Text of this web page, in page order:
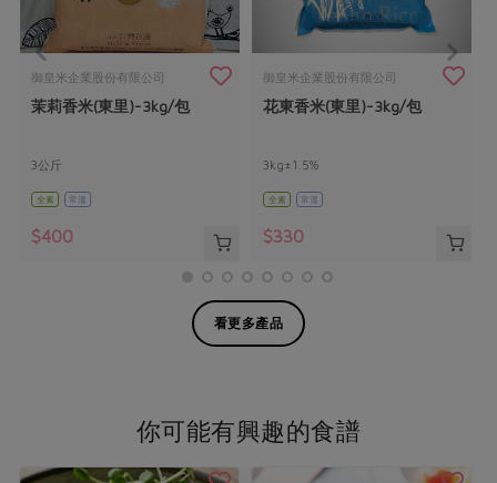
御皇米企業股份有限公司
茉莉香米(東里)-3kg/包
3公斤
全素 常溫
$400
御皇米企業股份有限公司
花東香米(東里)-3kg/包
3kg±1.5%
全素 常溫
$330
看更多產品
你可能有興趣的食譜